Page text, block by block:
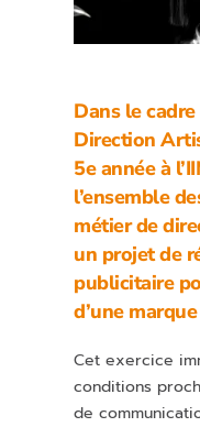
Dans le
Direction
5e année à
l’ensemble
métier de
un projet de
publicitaire
d’une
Cet exercice
conditions
de